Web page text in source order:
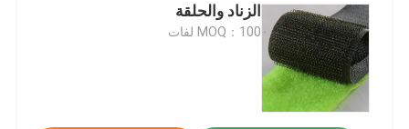
الزناد والحلقة
MOQ：100 لفات